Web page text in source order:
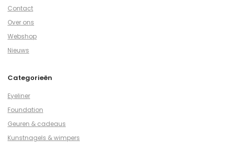
Contact
Over ons
Webshop
Nieuws
Categorieën
Eyeliner
Foundation
Geuren & cadeaus
Kunstnagels & wimpers